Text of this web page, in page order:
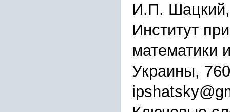
И.П.
Институт
математики
Украины,